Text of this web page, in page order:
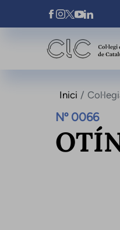
Vés al contingut
Xarxes
Inici
Nº 0066